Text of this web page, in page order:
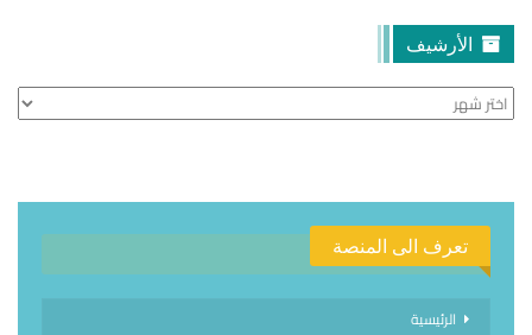
الأرشيف
الأرشيف
تعرف الى المنصة
الرئيسية